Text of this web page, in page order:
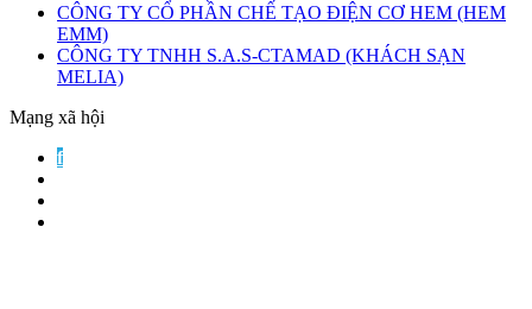
CÔNG TY CỔ PHẦN CHẾ TẠO ĐIỆN CƠ HEM (HEM
EMM)
CÔNG TY TNHH S.A.S-CTAMAD (KHÁCH SẠN
MELIA)
Mạng xã hội
f